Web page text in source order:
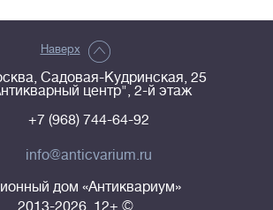
Наверх
Садовая-Кудринская, 25
центр", 2-й этаж
+7 (968) 744-64-92
info@anticvarium.ru
дом «Антиквариум»
2013-2026, 12+ ©